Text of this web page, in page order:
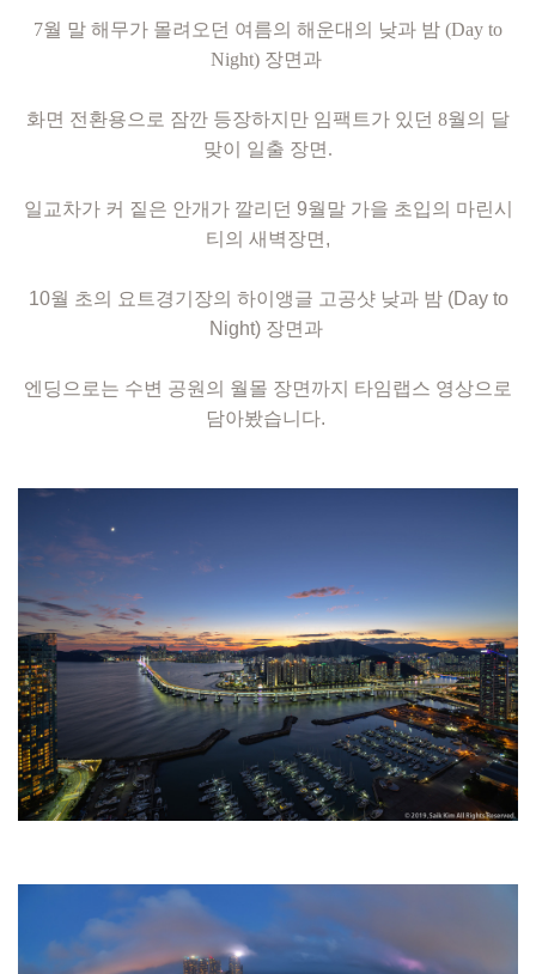
7월 말 해무가 몰려오던 여름의 해운대의 낮과 밤 (Day to
Night) 장면과
화면 전환용으로 잠깐 등장하지만 임팩트가 있던 8월의 달
맞이 일출 장면.
일교차가 커 짙은 안개가 깔리던 9월말 가을 초입의 마린시
티의 새벽장면,
10월 초의 요트경기장의 하이앵글 고공샷 낮과 밤 (Day to
Night) 장면과
엔딩으로는 수변 공원의 월몰 장면까지 타임랩스 영상으로
담아봤습니다.